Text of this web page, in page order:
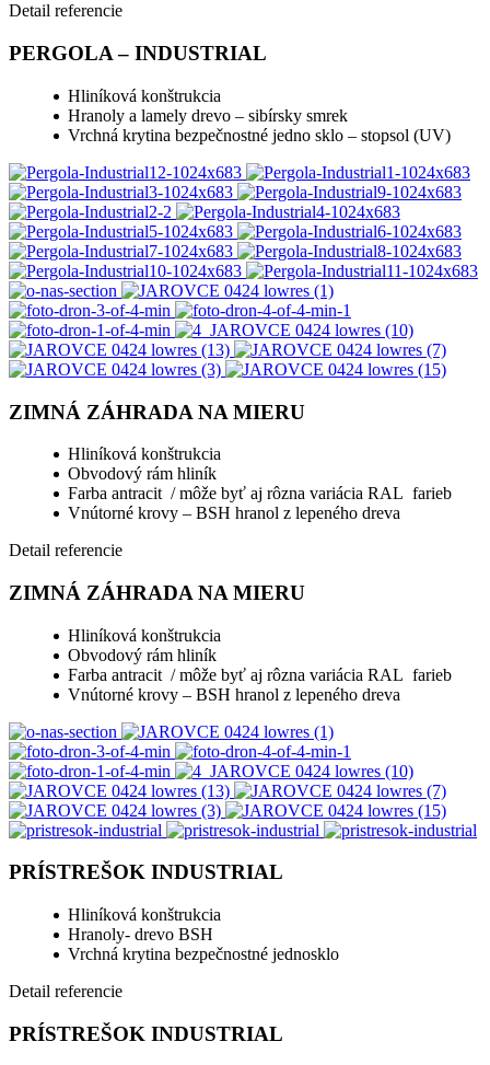
Detail referencie
PERGOLA – INDUSTRIAL
Hliníková konštrukcia
Hranoly a lamely drevo – sibírsky smrek
Vrchná krytina bezpečnostné jedno sklo – stopsol (UV)
ZIMNÁ ZÁHRADA NA MIERU
Hliníková konštrukcia
Obvodový rám hliník
Farba antracit / môže byť aj rôzna variácia RAL farieb
Vnútorné krovy – BSH hranol z lepeného dreva
Detail referencie
ZIMNÁ ZÁHRADA NA MIERU
Hliníková konštrukcia
Obvodový rám hliník
Farba antracit / môže byť aj rôzna variácia RAL farieb
Vnútorné krovy – BSH hranol z lepeného dreva
PRÍSTREŠOK INDUSTRIAL
Hliníková konštrukcia
Hranoly- drevo BSH
Vrchná krytina bezpečnostné jednosklo
Detail referencie
PRÍSTREŠOK INDUSTRIAL